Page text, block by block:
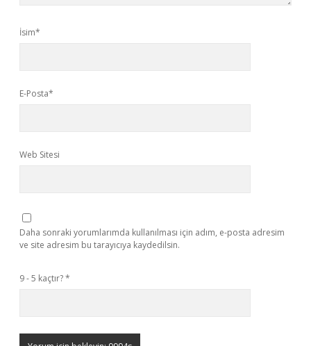
İsim*
E-Posta*
Web Sitesi
Daha sonraki yorumlarımda kullanılması için adım, e-posta adresim
ve site adresim bu tarayıcıya kaydedilsin.
9 - 5 kaçtır?*